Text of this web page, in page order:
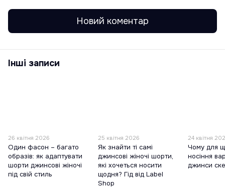
Новий коментар
Інші записи
26 квітня 2026
Один фасон – багато
образів: як адаптувати
шорти джинсові жіночі
під свій стиль
25 квітня 2026
Як знайти ті самі
джинсові жіночі шорти,
які хочеться носити
щодня? Гід від Label
Shop
24 квітня
Чому для
носіння
джинси